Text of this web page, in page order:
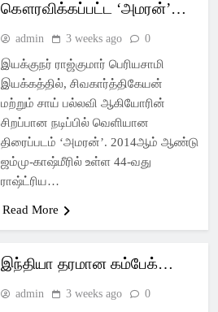
கௌரவிக்கப்பட்ட ‘அமரன்’…
admin 3 weeks ago 0
இயக்குநர் ராஜ்குமார் பெரியசாமி
இயக்கத்தில், சிவகார்த்திகேயன்
மற்றும் சாய் பல்லவி ஆகியோரின்
சிறப்பான நடிப்பில் வெளியான
திரைப்படம் ‘அமரன்’. 2014ஆம் ஆண்டு
ஜம்மு-காஷ்மீரில் உள்ள 44-வது
ராஷ்ட்ரிய…
Read More
இந்தியா தரமான கம்பேக்…
admin 3 weeks ago 0